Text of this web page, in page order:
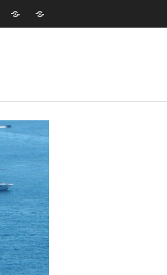
Współpraca
Strona
główna